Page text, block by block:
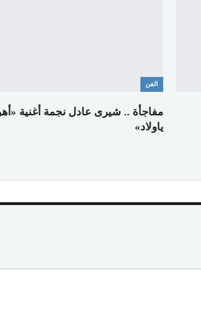
الفن
مفاجأة .. شيرى عادل نجمة أغنية
ياولاد»